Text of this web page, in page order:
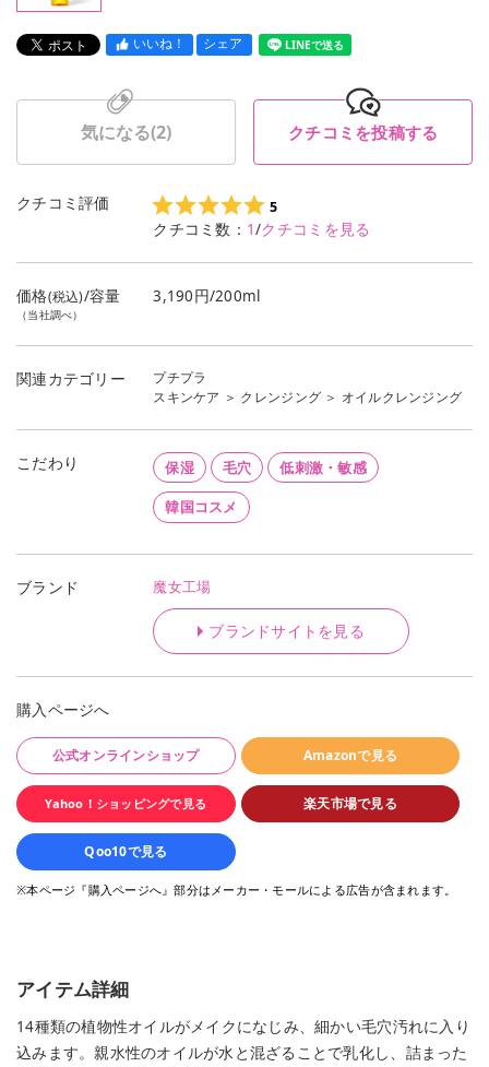
いいね！ シェア LINEで送る
気になる(2) クチコミを投稿する
クチコミ評価 5
クチコミ数： 1/クチコミを見る
価格(税込)/容量
（当社調べ）
3,190円/200ml
関連カテゴリー
プチプラ
スキンケア ＞ クレンジング ＞ オイルクレンジング
こだわり 保湿 毛穴 低刺激・敏感
韓国コスメ
ブランド 魔女工場
ブランドサイトを見る
購入ページへ
公式オンラインショップ Amazonで見る
Yahoo！ショッピングで見る 楽天市場で見る
Qoo10で見る
※本ページ『購入ページへ』部分はメーカー・モールによる広告が含まれます。
アイテム詳細
14種類の植物性オイルがメイクになじみ、細かい毛穴汚れに入り
込みます。親水性のオイルが水と混ざることで乳化し、詰まった